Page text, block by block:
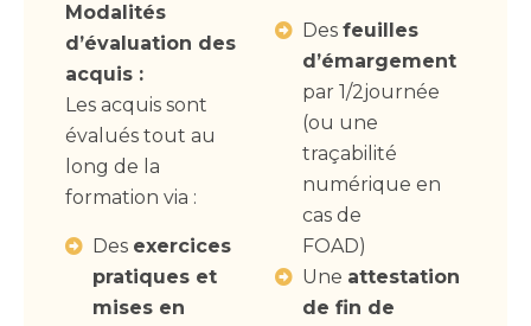
Modalités
d’évaluation des
acquis :
Les acquis sont
évalués tout au
long de la
formation via :
Des exercices
pratiques et
mises en
Des feuilles
d’émargement
par 1/2journée
(ou une
traçabilité
numérique en
cas de
FOAD)
Une attestation
de fin de